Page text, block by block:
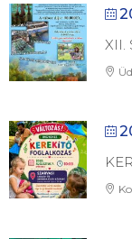
XII.